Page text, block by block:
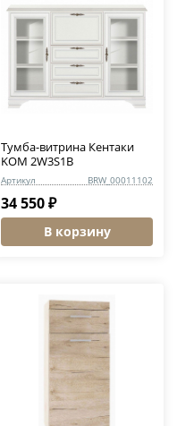
Тумба-витрина Кентаки
KOM 2W3S1B
Артикул BRW_00011102
34 550 ₽
В корзину